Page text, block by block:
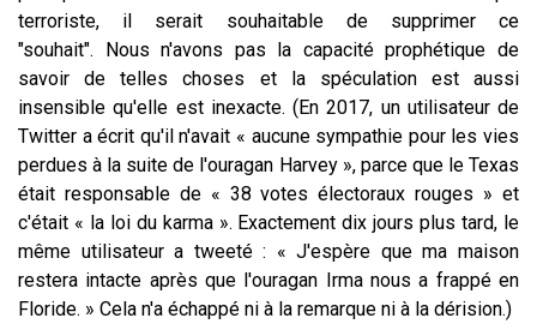
terroriste, il serait souhaitable de supprimer ce
"souhait". Nous n'avons pas la capacité prophétique de
savoir de telles choses et la spéculation est aussi
insensible qu'elle est inexacte. (En 2017, un utilisateur de
Twitter a écrit qu'il n'avait « aucune sympathie pour les vies
perdues à la suite de l'ouragan Harvey », parce que le Texas
était responsable de « 38 votes électoraux rouges » et
c'était « la loi du karma ». Exactement dix jours plus tard, le
même utilisateur a tweeté : « J'espère que ma maison
restera intacte après que l'ouragan Irma nous a frappé en
Floride. » Cela n'a échappé ni à la remarque ni à la dérision.)